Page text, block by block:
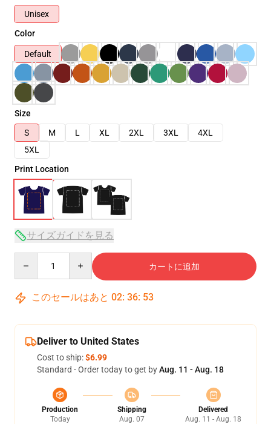
Unisex
Color
Default
Size
S
M L XL 2XL 3XL
4XL
5XL
Print Location
サイズガイドを見る
カートに追加
このセールはあと 02: 36: 52
Deliver to United States
Cost to ship:$6.99
Standard - Order today to get byAug. 11 - Aug. 18
Production
Today
Shipping
Aug. 07
Delivered
Aug. 11 - Aug. 18